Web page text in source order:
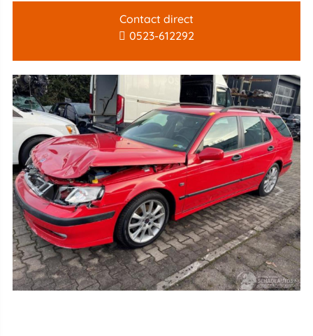
Contact direct
0523-612292